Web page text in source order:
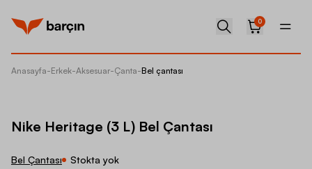
0
Anasayfa-Erkek-Aksesuar-Çanta-Bel çantası
Nike Heritage (3 L) Bel Çantası
Bel Çantası Stokta yok